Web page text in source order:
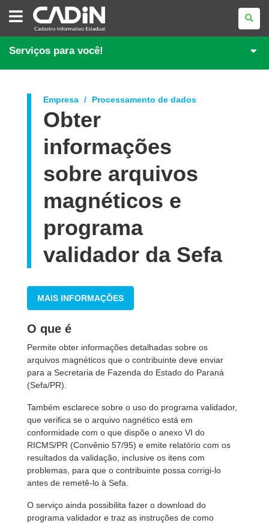
CADASTRO
INFORMATIVO
ESTADUAL
Serviços para você!
Empresa Processamento de dados
Obter
informações
sobre arquivos
magnéticos e
programa
validador da Sefa
MAIS INFORMAÇÕES
O que é
Permite obter informações detalhadas sobre os
arquivos magnéticos que o contribuinte deve enviar
para a Secretaria de Fazenda do Estado do Paraná
(Sefa/PR).
Também esclarece sobre o uso do programa validador,
que verifica se o arquivo nagnético está em
conformidade com o que dispõe o anexo VI do
RICMS/PR (Convênio 57/95) e emite relatório com os
resultados da validação, inclusive os itens com
problemas, para que o contribuinte possa corrigi-lo
antes de remetê-lo à Sefa.
O serviço ainda possibilita fazer o download do
programa validador e traz as instruções de como